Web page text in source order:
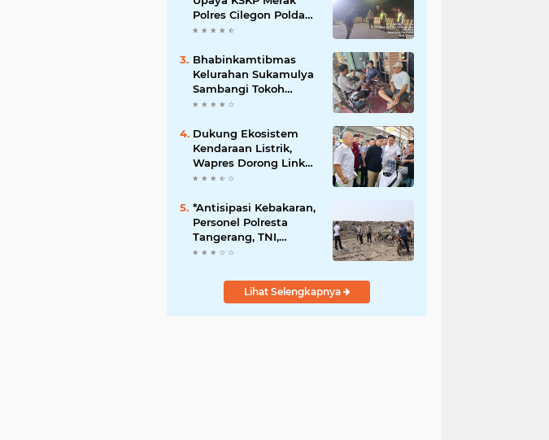
Polres Cilegon Polda
Banten Tekan Aksi
Bhabinkamtibmas
Kelurahan Sukamulya
Sambangi Tokoh
Masyarakat, Perkuat
Kamtibmas
Dukung Ekosistem
Kendaraan Listrik,
Wapres Dorong Link
and Match
*Antisipasi Kebakaran,
Personel Polresta
Tangerang, TNI,
Damkar Patroli di TPA
Lihat Selengkapnya